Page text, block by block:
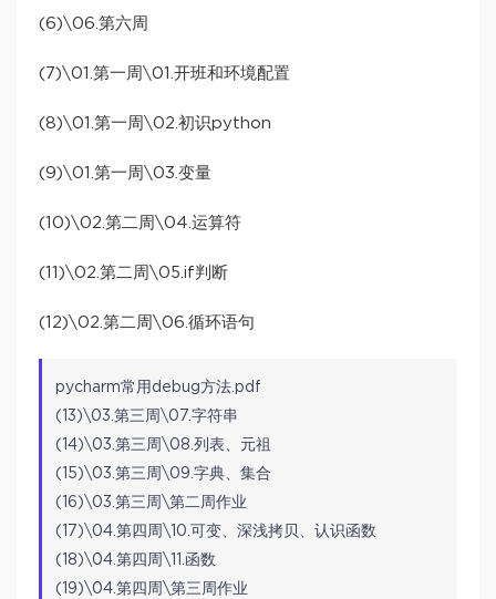
(6)\06.第六周
(7)\01.第一周\01.开班和环境配置
(8)\01.第一周\02.初识python
(9)\01.第一周\03.变量
(10)\02.第二周\04.运算符
(11)\02.第二周\05.if判断
(12)\02.第二周\06.循环语句
pycharm常用debug方法.pdf
(13)\03.第三周\07.字符串
(14)\03.第三周\08.列表、元祖
(15)\03.第三周\09.字典、集合
(16)\03.第三周\第二周作业
(17)\04.第四周\10.可变、深浅拷贝、认识函数
(18)\04.第四周\11.函数
(19)\04.第四周\第三周作业